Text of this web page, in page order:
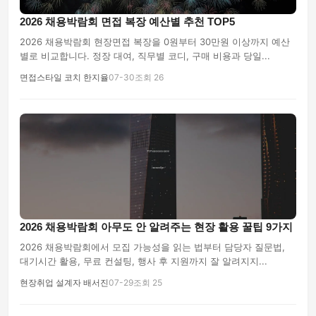
2026 채용박람회 면접 복장 예산별 추천 TOP5
2026 채용박람회 현장면접 복장을 0원부터 30만원 이상까지 예산
별로 비교합니다. 정장 대여, 직무별 코디, 구매 비용과 당일...
면접스타일 코치 한지율07-30조회 26
2026 채용박람회 아무도 안 알려주는 현장 활용 꿀팁 9가지
2026 채용박람회에서 모집 가능성을 읽는 법부터 담당자 질문법,
대기시간 활용, 무료 컨설팅, 행사 후 지원까지 잘 알려지지...
현장취업 설계자 배서진07-29조회 25